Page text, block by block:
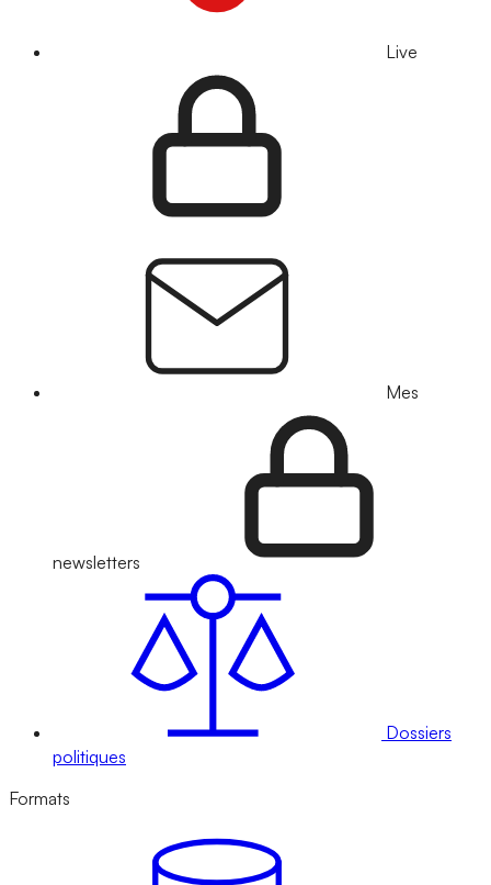
Live
Mes
newsletters
Dossiers
politiques
Formats